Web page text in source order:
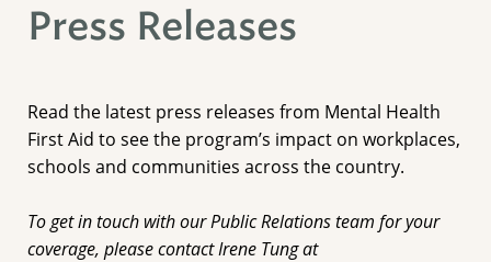
Press Releases
Read the latest press releases from Mental Health
First Aid to see the program’s impact on workplaces,
schools and communities across the country.
To get in touch with our Public Relations team for your
coverage, please contact Irene Tung at